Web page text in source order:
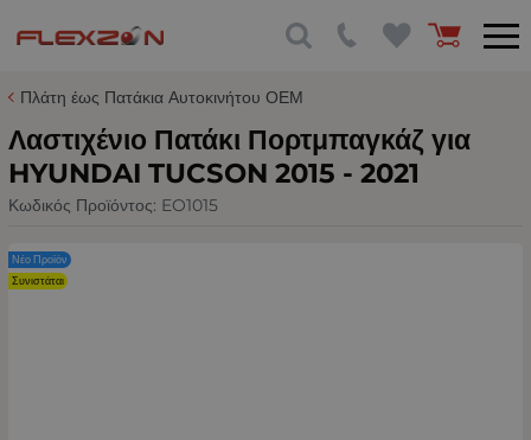
Πλάτη έως Πατάκια Αυτοκινήτου ΟΕΜ
Λαστιχένιο Πατάκι Πορτμπαγκάζ για
HYUNDAI TUCSON 2015 - 2021
Κωδικός Προϊόντος: EO1015
Νέο Προϊόν
Συνιστάται